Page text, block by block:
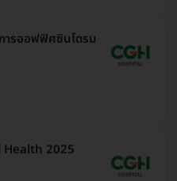
ารออฟฟิศซินโดรม
Health 2025